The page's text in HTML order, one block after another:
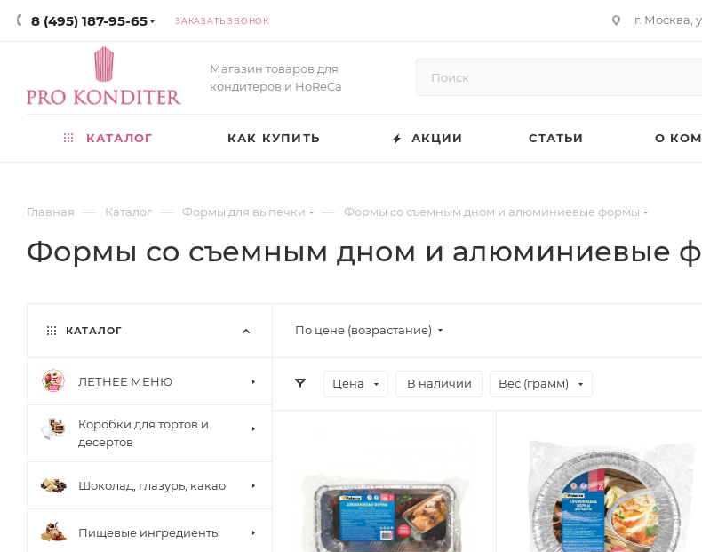
8 (495) 187-95-65 ЗАКАЗАТЬ ЗВОНОК г. Москва,
Магазин товаров для
кондитеров и HoReCa
КАТАЛОГ КАК КУПИТЬ АКЦИИ СТАТЬИ О
Главная — Каталог — Формы для выпечки — Формы со съемным дном и алюминиевые формы
Формы со съемным дном и алюминиевые
По цене (возрастание)
Цена В наличии Вес (грамм)
КАТАЛОГ
ЛЕТНЕЕ МЕНЮ
Коробки для тортов и
десертов
Шоколад, глазурь, какао
Пищевые ингредиенты